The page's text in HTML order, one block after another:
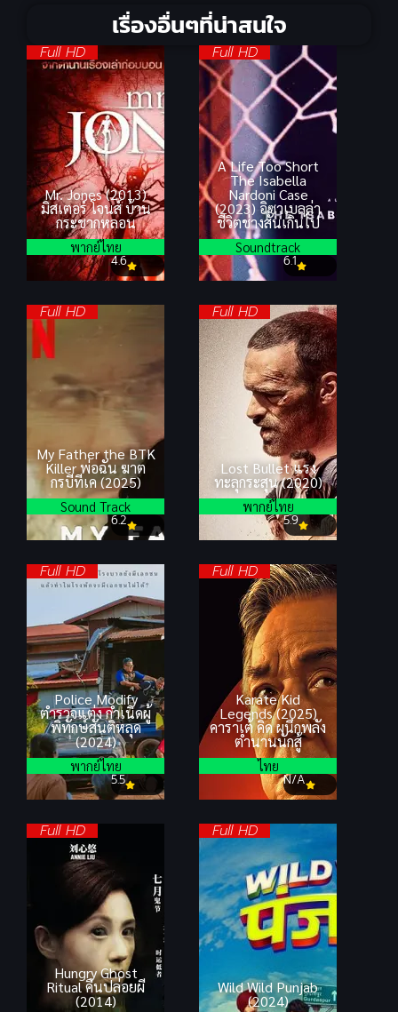
เรื่องอื่นๆที่น่าสนใจ
Full HD
Mr. Jones (2013)
มิสเตอร์ โจนส์ บ้าน
กระชากหลอน
4.6
พากย์ไทย
Full HD
A Life Too Short
The Isabella
Nardoni Case
(2023) อิซาเบลล่า
ชีวิตช่างสั้นเกินไป
6.1
Soundtrack
Full HD
My Father the BTK
Killer พ่อฉัน ฆาต
กรบีทีเค (2025)
6.2
Sound Track
Full HD
Lost Bullet แรง
ทะลุกระสุน (2020)
5.9
พากย์ไทย
Full HD
Police Modify
ตำรวจแต่ง กำเนิดผู้
พิทักษ์สันติหลุด
(2024)
5.5
พากย์ไทย
Full HD
Karate Kid
Legends (2025)
คาราเต้ คิด ผนึกพลัง
ตำนานนักสู้
N/A
ไทย
Full HD
Hungry Ghost
Ritual คืนปล่อยผี
(2014)
Full HD
Wild Wild Punjab
(2024)